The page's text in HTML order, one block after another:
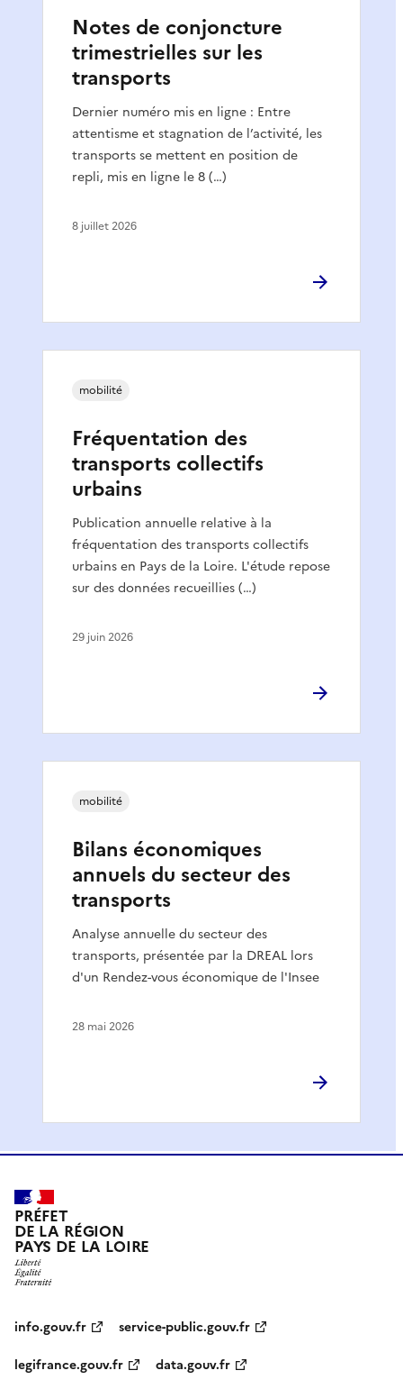
Notes de conjoncture
trimestrielles sur les
transports
Dernier numéro mis en ligne : Entre
attentisme et stagnation de l’activité, les
transports se mettent en position de
repli, mis en ligne le 8 (…)
8 juillet 2026
Fréquentation des
transports collectifs
urbains
Publication annuelle relative à la
fréquentation des transports collectifs
urbains en Pays de la Loire. L'étude repose
sur des données recueillies (…)
mobilité
29 juin 2026
Bilans économiques
annuels du secteur des
transports
Analyse annuelle du secteur des
transports, présentée par la DREAL lors
d'un Rendez-vous économique de l'Insee
mobilité
28 mai 2026
PRÉFET
DE LA RÉGION
PAYS DE LA LOIRE
info.gouv.fr
service-public.gouv.fr
legifrance.gouv.fr
data.gouv.fr